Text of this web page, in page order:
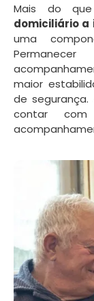
Mais do
domiciliário a
uma
maior
de
contar